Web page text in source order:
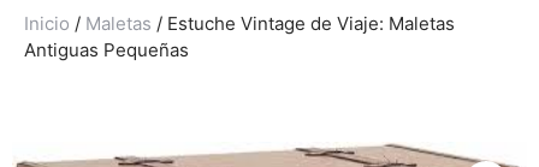
Inicio / Maletas / Estuche Vintage de Viaje: Maletas
Antiguas Pequeñas